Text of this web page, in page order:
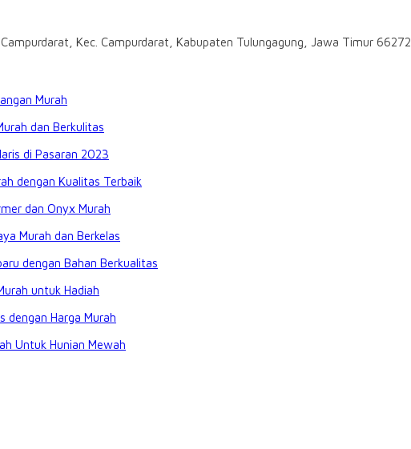
Kec. Campurdarat, Kabupaten Tulungagung, Jawa Timur 66272
Murah
dan Berkulitas
di Pasaran 2023
dengan Kualitas Terbaik
dan Onyx Murah
Murah dan Berkelas
dengan Bahan Berkualitas
untuk Hadiah
dengan Harga Murah
Untuk Hunian Mewah